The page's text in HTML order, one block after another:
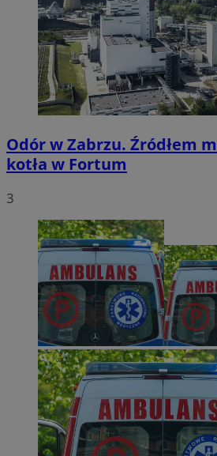
Odór w Zabrzu. Źródłem
kotła w Fortum
3